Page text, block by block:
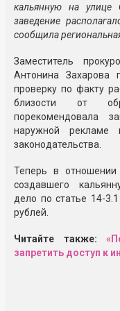
кальянную на улице
заведение
сообщила
Заместитель
Антонина Захарова
проверку по факту
близости от
порекомендовала
наружной рекламе
законодательства.
Теперь в отношении
создавшего
дело по статье 14-
рублей.
Читайте также:
запретить доступ к